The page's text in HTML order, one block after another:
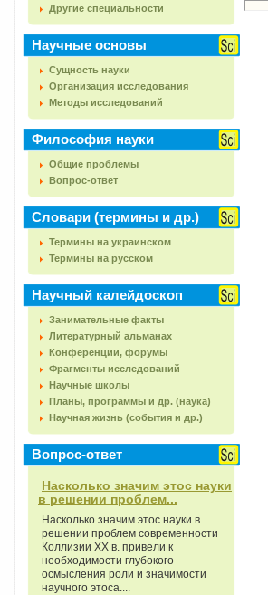
Другие специальности
Научные основы
Сущность науки
Организация исследования
Методы исследований
Философия науки
Общие проблемы
Вопрос-ответ
Словари (термины и др.)
Термины на украинском
Термины на русском
Научный калейдоскоп
Занимательные факты
Литературный альманах
Конференции, форумы
Фрагменты исследований
Научные школы
Планы, программы и др. (наука)
Научная жизнь (события и др.)
Вопрос-ответ
Насколько значим этос науки
в решении проблем...
Насколько значим этос науки в
решении проблем современности
Коллизии XX в. привели к
необходимости глубокого
осмысления роли и значимости
научного этоса....